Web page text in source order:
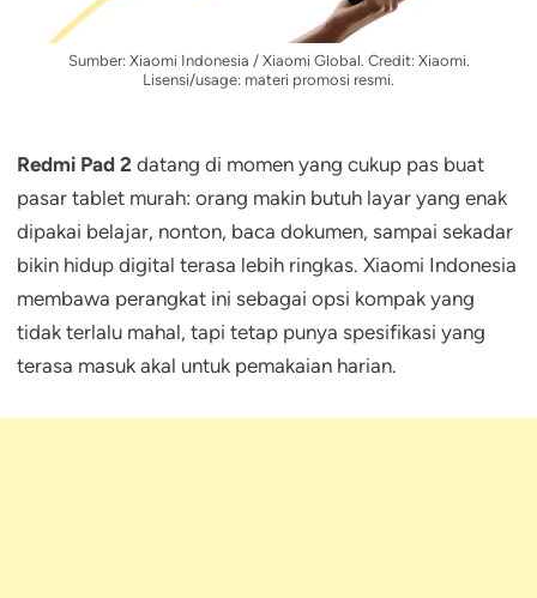
Sumber: Xiaomi Indonesia / Xiaomi Global. Credit: Xiaomi.
Lisensi/usage: materi promosi resmi.
Redmi Pad 2 datang di momen yang cukup pas buat
pasar tablet murah: orang makin butuh layar yang enak
dipakai belajar, nonton, baca dokumen, sampai sekadar
bikin hidup digital terasa lebih ringkas. Xiaomi Indonesia
membawa perangkat ini sebagai opsi kompak yang
tidak terlalu mahal, tapi tetap punya spesifikasi yang
terasa masuk akal untuk pemakaian harian.